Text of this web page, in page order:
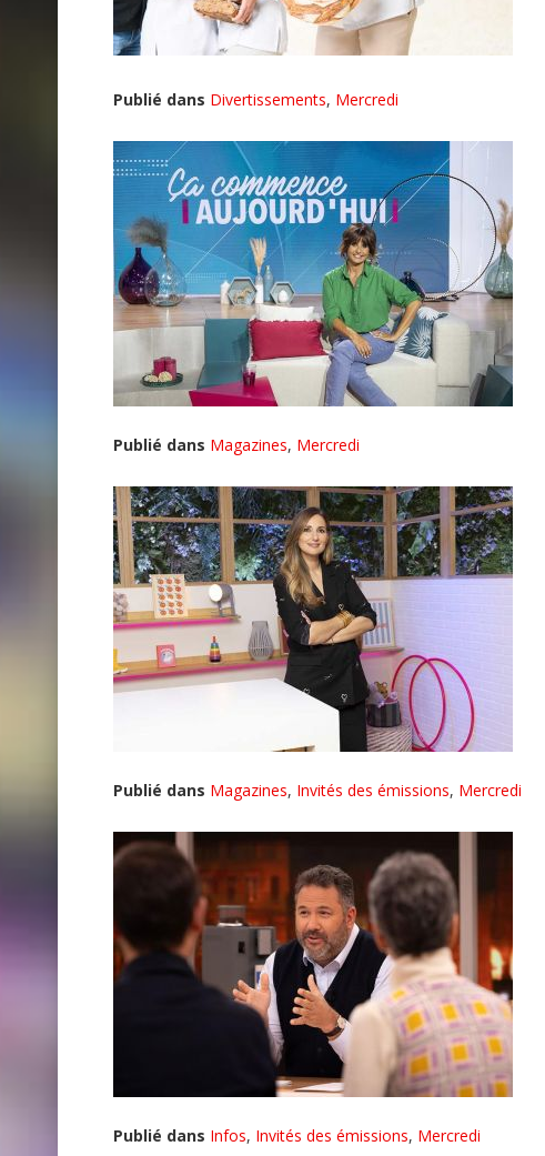
Publié dans Divertissements, Mercredi
Publié dans Magazines, Mercredi
Publié dans Magazines, Invités des émissions, Mercredi
Publié dans Infos, Invités des émissions, Mercredi